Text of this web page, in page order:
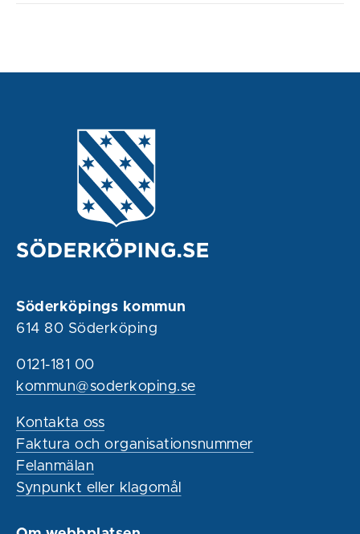
Söderköpings kommun
614 80 Söderköping
0121-181 00
kommun@soderkoping.se
Kontakta oss
Faktura och organisationsnummer
Felanmälan
Synpunkt eller klagomål